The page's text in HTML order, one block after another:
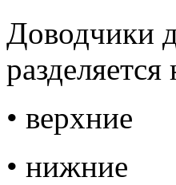
Доводчики
разделяется
• верхние
• нижние